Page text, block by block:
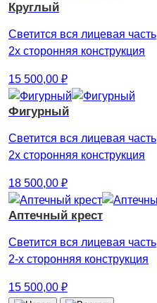
Круглый
Светится вся лицевая часть
2х сторонняя конструкция
15 500,00 ₽
Фигурный
Светится вся лицевая часть
2х сторонняя конструкция
18 500,00 ₽
Аптечный крест
Светится вся лицевая часть
2-х сторонняя конструкция
15 500,00 ₽